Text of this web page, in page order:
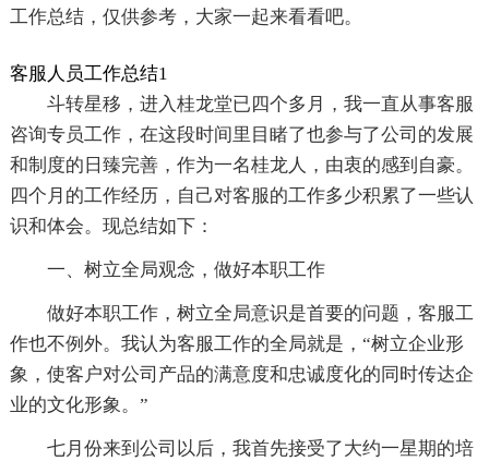
工作总结，仅供参考，大家一起来看看吧。
客服人员工作总结1
斗转星移，进入桂龙堂已四个多月，我一直从事客服
咨询专员工作，在这段时间里目睹了也参与了公司的发展
和制度的日臻完善，作为一名桂龙人，由衷的感到自豪。
四个月的工作经历，自己对客服的工作多少积累了一些认
识和体会。现总结如下：
一、树立全局观念，做好本职工作
做好本职工作，树立全局意识是首要的问题，客服工
作也不例外。我认为客服工作的全局就是，“树立企业形
象，使客户对公司产品的满意度和忠诚度化的同时传达企
业的文化形象。”
七月份来到公司以后，我首先接受了大约一星期的培